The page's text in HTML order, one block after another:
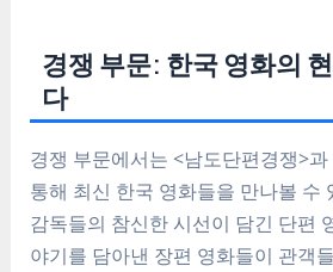
경쟁 부문: 한국 영화의
다
경쟁 부문에서는 <남도단편경쟁>
통해 최신 한국 영화들을 만나볼 수
감독들의 참신한 시선이 담긴 단편
야기를 담아낸 장편 영화들이 관객